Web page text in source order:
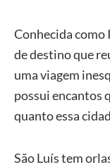
Conhecida como
de destino que
uma viagem
possui encantos
quanto essa
São Luís tem